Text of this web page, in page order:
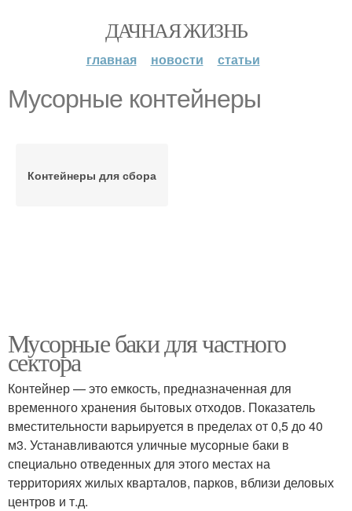
ДАЧНАЯ ЖИЗНЬ
главная новости статьи
Мусорные контейнеры
Контейнеры для сбора
Мусорные баки для частного
сектора
Контейнер — это емкость, предназначенная для
временного хранения бытовых отходов. Показатель
вместительности варьируется в пределах от 0,5 до 40
м3. Устанавливаются уличные мусорные баки в
специально отведенных для этого местах на
территориях жилых кварталов, парков, вблизи деловых
центров и т.д.